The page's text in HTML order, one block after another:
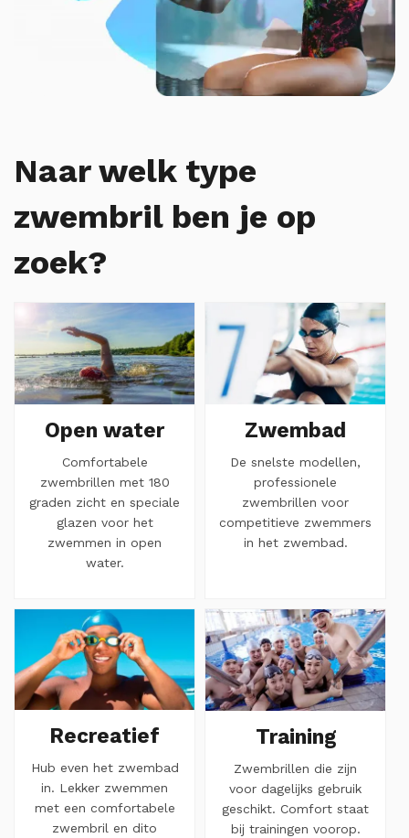
Naar welk type
zwembril ben je op
zoek?
Open water
Comfortabele
zwembrillen met 180
graden zicht en speciale
glazen voor het
zwemmen in open
water.
Zwembad
De snelste modellen,
professionele
zwembrillen voor
competitieve zwemmers
in het zwembad.
Recreatief
Hub even het zwembad
in. Lekker zwemmen
met een comfortabele
zwembril en dito
Training
Zwembrillen die zijn
voor dagelijks gebruik
geschikt. Comfort staat
bij trainingen voorop.